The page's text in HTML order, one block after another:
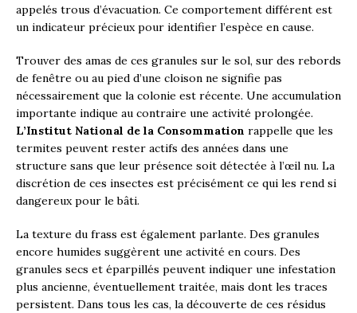
appelés trous d’évacuation. Ce comportement différent est
un indicateur précieux pour identifier l’espèce en cause.
Trouver des amas de ces granules sur le sol, sur des rebords
de fenêtre ou au pied d’une cloison ne signifie pas
nécessairement que la colonie est récente. Une accumulation
importante indique au contraire une activité prolongée.
L’Institut National de la Consommation rappelle que les
termites peuvent rester actifs des années dans une
structure sans que leur présence soit détectée à l’œil nu. La
discrétion de ces insectes est précisément ce qui les rend si
dangereux pour le bâti.
La texture du frass est également parlante. Des granules
encore humides suggèrent une activité en cours. Des
granules secs et éparpillés peuvent indiquer une infestation
plus ancienne, éventuellement traitée, mais dont les traces
persistent. Dans tous les cas, la découverte de ces résidus